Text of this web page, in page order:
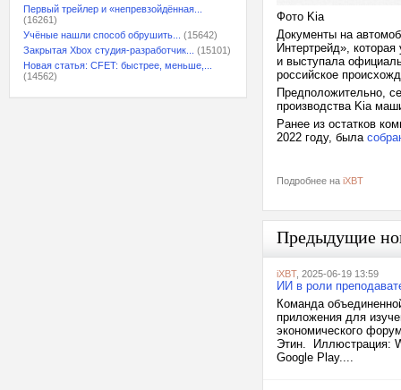
Первый трейлер и «непревзойдённая...
(16261)
Учёные нашли способ обрушить...
(15642)
Закрытая Xbox студия-разработчик...
(15101)
Новая статья: CFET: быстрее, меньше,...
(14562)
Фото Kia
Документы на
Интертрейд»,
и выступала
российское
Предположительно,
производства Kia
Ранее из остатков
2022 году, была
Подробнее на iXBT
Предыдущие
iXBT, 2025-06-19 13:59
ИИ в роли
Команда
приложения для
экономического
Этин. Иллюстрация:
Google Play....